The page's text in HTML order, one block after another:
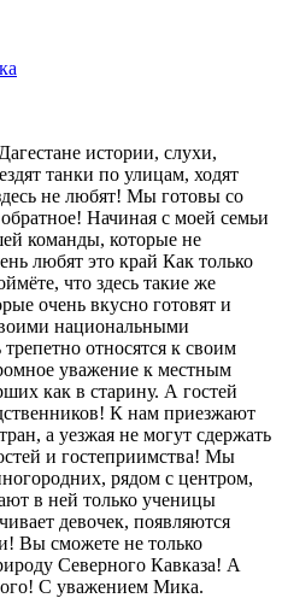
истории, слухи,
танки по улицам, ходят
не любят! Мы готовы со
Начиная с моей семьи
команды, которые не
любят это край Как только
что здесь такие же
очень вкусно готовят и
национальными
относятся к своим
уважение к местным
как в старину. А гостей
К нам приезжают
а уезжая не могут сдержать
и гостеприимства! Мы
рядом с центром,
в ней только ученицы
девочек, появляются
Вы сможете не только
Северного Кавказа! А
С уважением Мика.